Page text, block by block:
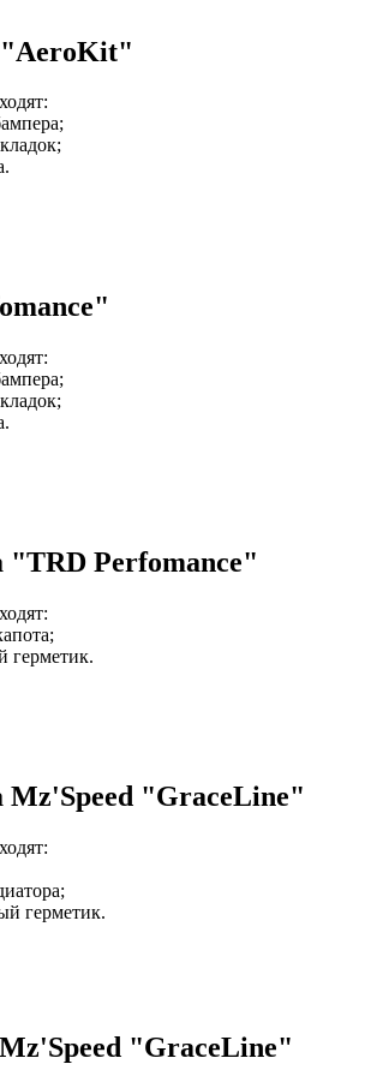
"AeroKit"
"TRD Perfomance"
герметик.
Mz'Speed "GraceLine"
герметик.
"GraceLine"